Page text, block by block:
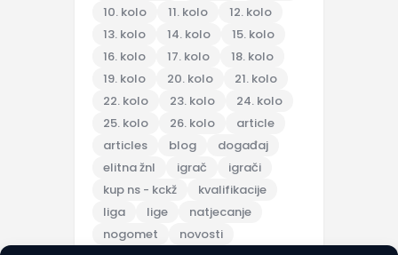
10. kolo
11. kolo
12. kolo
13. kolo
14. kolo
15. kolo
16. kolo
17. kolo
18. kolo
19. kolo
20. kolo
21. kolo
22. kolo
23. kolo
24. kolo
25. kolo
26. kolo
article
articles
blog
događaj
elitna žnl
igrač
igrači
kup ns - kckž
kvalifikacije
liga
lige
natjecanje
nogomet
novosti